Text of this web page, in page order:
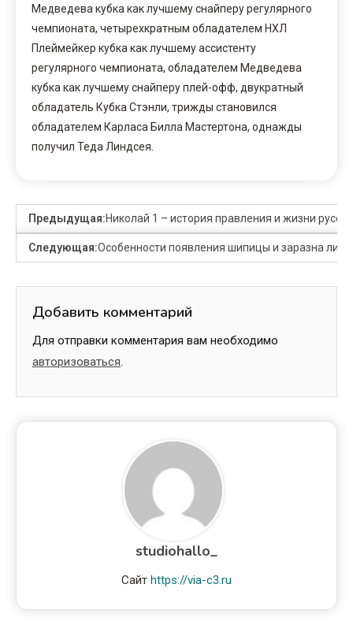
Медведева кубка как лучшему снайперу регулярного
чемпионата, четырехкратным обладателем НХЛ
Плеймейкер кубка как лучшему ассистенту
регулярного чемпионата, обладателем Медведева
кубка как лучшему снайперу плей-офф, двукратный
обладатель Кубка Стэнли, трижды становился
обладателем Карласа Билла Мастертона, однажды
получил Теда Линдсея.
Предыдущая:Николай 1 – история правления и жизни
Следующая:Особенности появления шипицы и заразна ли
Добавить комментарий
Для отправки комментария вам необходимо
авторизоваться.
studiohallo_
Сайт https://via-c3.ru